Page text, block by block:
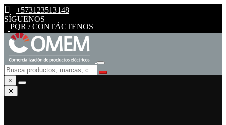
+573123513148
SÍGUENOS
PQR / CONTÁCTENOS
×
✕